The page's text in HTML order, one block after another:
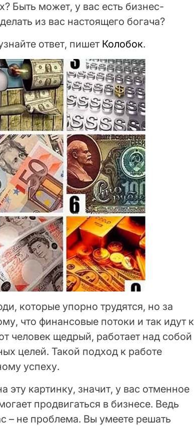
Быть может, у вас есть бизнес-
из вас настоящего богача?
ответ, пишет Колобок.
которые упорно трудятся, но за
что финансовые потоки и так идут к
человек щедрый, работает над собой
целей. Такой подход к работе
успеху.
эту картинку, значит, у вас отменное
продвигаться в бизнесе. Ведь
– не проблема. Вы умеете решать